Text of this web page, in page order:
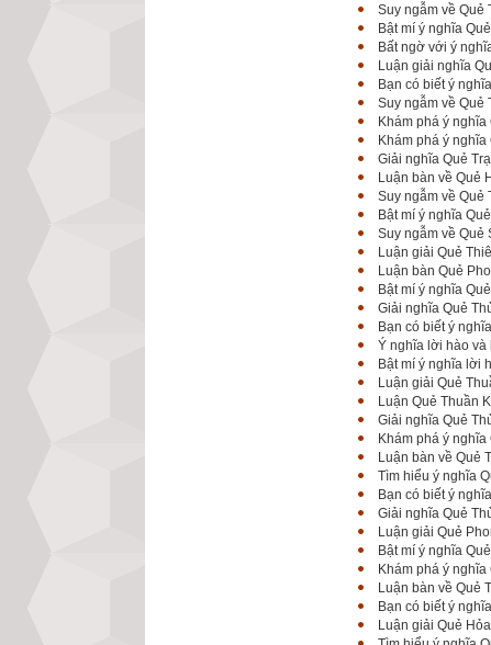
Suy ngẫm về Quẻ
Bật mí ý nghĩa
Bất ngờ với ý
Luận giải nghĩa
Bạn có biết ý
Suy ngẫm về Quẻ
Khám phá ý
Khám phá ý nghĩa
Giải nghĩa Quẻ
Luận bàn về Quẻ
Suy ngẫm về Quẻ
Bật mí ý nghĩa
Suy ngẫm về Quẻ
Luận giải Quẻ
Luận bàn Quẻ
Bật mí ý nghĩa
Giải nghĩa Quẻ
Bạn có biết ý
Ý nghĩa lời hào và
Bật mí ý nghĩa lời
Luận giải Quẻ
Luận Quẻ Thuần
Giải nghĩa Quẻ
Khám phá ý nghĩa
Luận bàn về Quẻ
Tìm hiểu ý nghĩa
Bạn có biết ý
Giải nghĩa Quẻ
Luận giải Quẻ
Bật mí ý nghĩa
Khám phá ý
Luận bàn về Quẻ
Bạn có biết ý
Luận giải Quẻ